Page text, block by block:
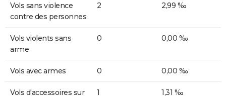
Vols sans violence
contre des personnes
2 2,99 ‰
Vols violents sans
arme
0 0,00 ‰
Vols avec armes 0 0,00 ‰
Vols d'accessoires sur
1 1,31 ‰